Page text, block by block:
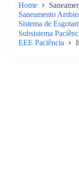
Home
Saneamento
Sistema de
Subsistema
EEE Paciência